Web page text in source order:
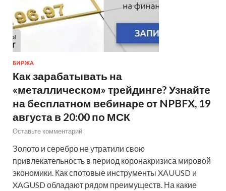
БИРЖА
Как зарабатывать на
«металлическом» трейдинге? Узнайте
на бесплатном вебинаре от NPBFX, 19
августа в 20:00 по МСК
Оставьте комментарий
Золото и серебро не утратили свою
привлекательность в период коронакризиса мировой
экономики. Как спотовые инструменты XAUUSD и
XAGUSD обладают рядом преимуществ. На какие